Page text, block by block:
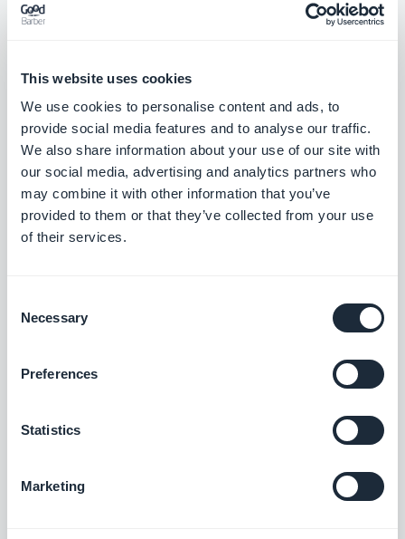
This website uses cookies
We use cookies to personalise content and ads, to
provide social media features and to analyse our traffic.
We also share information about your use of our site with
our social media, advertising and analytics partners who
may combine it with other information that you’ve
provided to them or that they’ve collected from your use
of their services.
Selection
Necessary
Preferences
Statistics
Marketing
Google Sitemap y Search Console
Optimice la visibilidad de su PWA en
Google.
Gratis
Google AMP: páginas móviles
aceleradas
Muestra automáticamente el contenido
que publicas en Vimeo en tu aplicación
GoodBarber con nuestra integración de